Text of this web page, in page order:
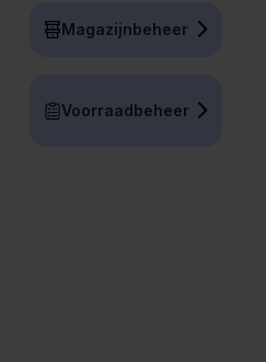
Magazijnbeheer
Voorraadbeheer